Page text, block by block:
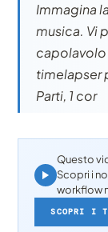
Immagina
musica. Vi
capolavolo
timelapser
Parti, 1 cor
Questo
Scopri i
workflow
SCOPRI I